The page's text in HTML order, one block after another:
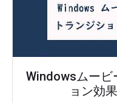
Windowsムービ
ョン効